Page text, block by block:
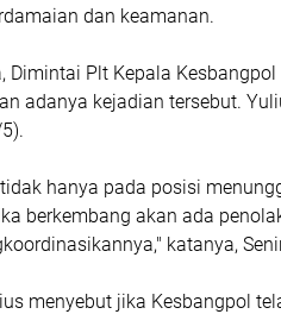
dan keamanan.
Dimintai Plt Kepala
adanya kejadian tersebut.
hanya pada posisi
berkembang akan ada
katanya,
menyebut jika Kesbangpol